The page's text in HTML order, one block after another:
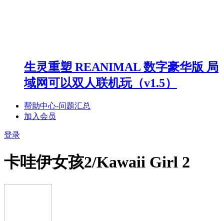
生灵重塑 REANIMAL 数字豪华版 局
域网可以双人联机玩（v1.5）
帮助中心-问题汇总
加入会员
登录
卡哇伊女孩2/Kawaii Girl 2